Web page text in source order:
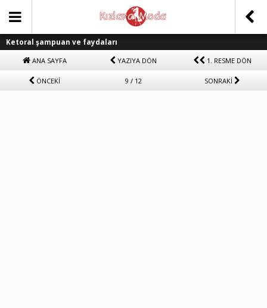
Ketoral şampuan ve faydaları
ANA SAYFA YAZIYA DÖN 1. RESME DÖN
ÖNCEKİ 9 / 12 SONRAKİ